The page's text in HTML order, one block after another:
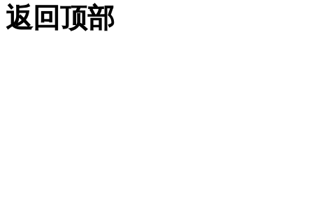
返回顶部